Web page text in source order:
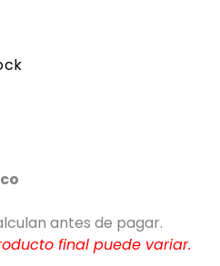
antes de pagar.
final puede variar.